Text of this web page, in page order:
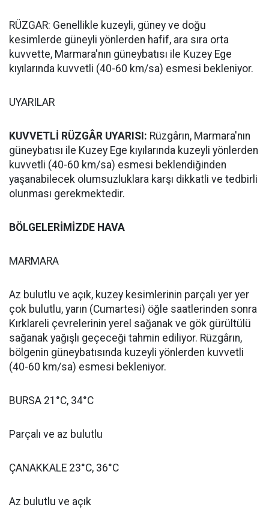
RÜZGAR: Genellikle kuzeyli, güney ve doğu
kesimlerde güneyli yönlerden hafif, ara sıra orta
kuvvette, Marmara'nın güneybatısı ile Kuzey Ege
kıyılarında kuvvetli (40-60 km/sa) esmesi bekleniyor.
UYARILAR
KUVVETLİ RÜZGÂR UYARISI: Rüzgârın, Marmara'nın
güneybatısı ile Kuzey Ege kıyılarında kuzeyli yönlerden
kuvvetli (40-60 km/sa) esmesi beklendiğinden
yaşanabilecek olumsuzluklara karşı dikkatli ve tedbirli
olunması gerekmektedir.
BÖLGELERİMİZDE HAVA
MARMARA
Az bulutlu ve açık, kuzey kesimlerinin parçalı yer yer
çok bulutlu, yarın (Cumartesi) öğle saatlerinden sonra
Kırklareli çevrelerinin yerel sağanak ve gök gürültülü
sağanak yağışlı geçeceği tahmin ediliyor. Rüzgârın,
bölgenin güneybatısında kuzeyli yönlerden kuvvetli
(40-60 km/sa) esmesi bekleniyor.
BURSA 21°C, 34°C
Parçalı ve az bulutlu
ÇANAKKALE 23°C, 36°C
Az bulutlu ve açık